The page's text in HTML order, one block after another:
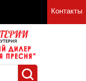
Контакты